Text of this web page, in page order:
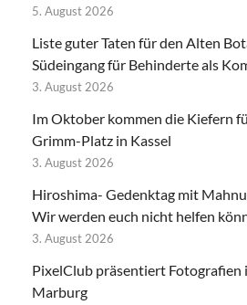
5. August 2026
Liste guter Taten für den Alten
Südeingang für Behinderte als
3. August 2026
Im Oktober kommen die Kiefern
Grimm-Platz in Kassel
3. August 2026
Hiroshima- Gedenktag mit
Wir werden euch nicht helfen
3. August 2026
PixelClub präsentiert Fotografien
Marburg